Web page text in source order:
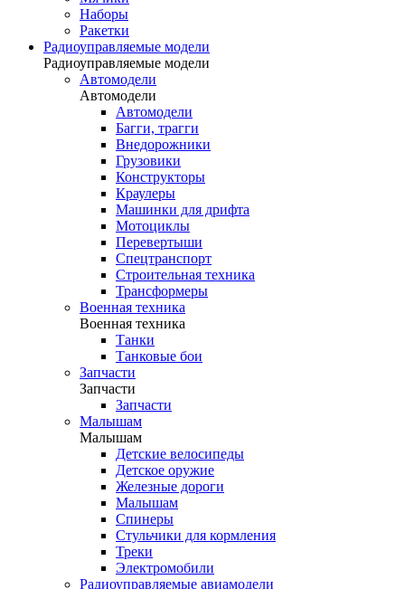
Наборы
Ракетки
Радиоуправляемые модели
Радиоуправляемые модели
Автомодели
Автомодели
Автомодели
Багги, трагги
Внедорожники
Грузовики
Конструкторы
Краулеры
Машинки для дрифта
Мотоциклы
Перевертыши
Спецтранспорт
Строительная техника
Трансформеры
Военная техника
Военная техника
Танки
Танковые бои
Запчасти
Запчасти
Запчасти
Малышам
Малышам
Детские велосипеды
Детское оружие
Железные дороги
Малышам
Спинеры
Стульчики для кормления
Треки
Электромобили
Радиоуправляемые авиамодели